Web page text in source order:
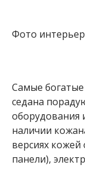
Фото
Самые
седана
оборудования
наличии
версиях кожей
панели),